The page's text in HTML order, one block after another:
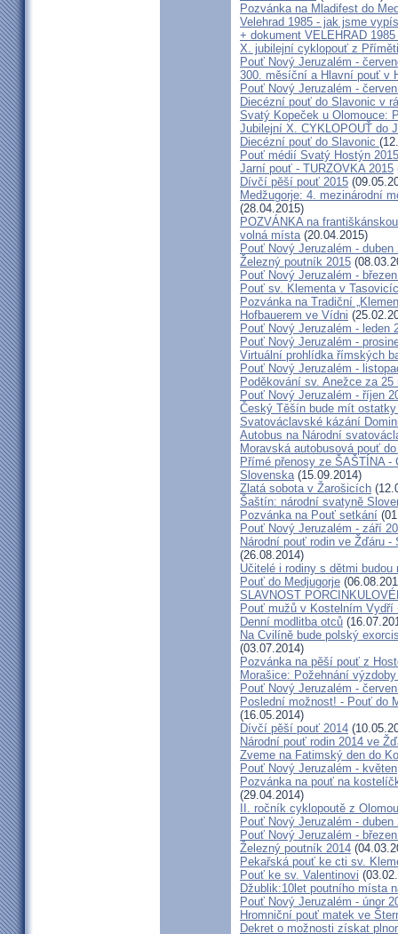
Pozvánka na Mladifest do
Velehrad 1985 - jak jsme
+ dokument VELEHRAD
X. jubilejní cyklopouť z
Pouť Nový Jeruzalém -
300. měsíční a Hlavní pouť v
Pouť Nový Jeruzalém -
Diecézní pouť do Slavonic v
Svatý Kopeček u Olomouce:
Jubilejní X. CYKLOPOUŤ do
Diecézní pouť do Slavonic
Pouť médií Svatý Hostýn 2015
Jarní pouť - TURZOVKA 2015
Dívčí pěší pouť 2015
Medžugorje: 4. mezinárodní
(28.04.2015)
POZVÁNKA na
volná místa(20.04.2015)
Pouť Nový Jeruzalém - duben
Železný poutník 2015
Pouť Nový Jeruzalém -
Pouť sv. Klementa v
Pozvánka na Tradiční
Hofbauerem ve Vídni
Pouť Nový Jeruzalém - leden
Pouť Nový Jeruzalém -
Virtuální prohlídka římských
Pouť Nový Jeruzalém -
Poděkování sv. Anežce za 25
Pouť Nový Jeruzalém - říjen
Český Těšín bude mít
Svatováclavské kázání
Autobus na Národní
Moravská autobusová pouť
Přímé přenosy ze ŠAŠTÍNA -
Slovenska(15.09.2014)
Zlatá sobota v Žarošicích
Šaštín: národní svatyně
Pozvánka na Pouť setkání
Pouť Nový Jeruzalém - září
Národní pouť rodin ve Žďáru
(26.08.2014)
Učitelé i rodiny s dětmi
Pouť do Medjugorje
SLAVNOST
Pouť mužů v Kostelním Vydří
Denní modlitba otců
Na Cvilíně bude polský
(03.07.2014)
Pozvánka na pěší pouť z
Morašice: Požehnání
Pouť Nový Jeruzalém -
Poslední možnost! - Pouť do
(16.05.2014)
Dívčí pěší pouť 2014
Národní pouť rodin 2014 ve
Zveme na Fatimský den do
Pouť Nový Jeruzalém - květen
Pozvánka na pouť na
(29.04.2014)
II. ročník cyklopoutě z
Pouť Nový Jeruzalém - duben
Pouť Nový Jeruzalém -
Železný poutník 2014
Pekařská pouť ke cti sv.
Pouť ke sv. Valentinovi
Džublik:10let poutního místa
Pouť Nový Jeruzalém - únor
Hromniční pouť matek ve
Dekret o možnosti získat